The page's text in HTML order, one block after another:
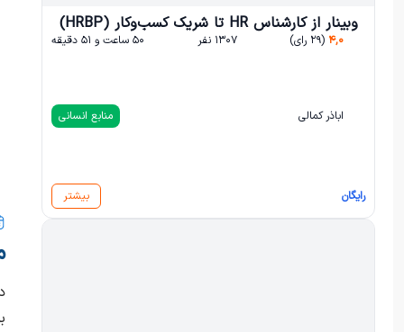
وبینار از کارشناس HR تا شریک کسب‌وکار (HRBP)
۴,۰ (۲۹ رای) ۱۳۰۷ نفر
اباذر کمالی منابع انسانی
رایگان بیشتر